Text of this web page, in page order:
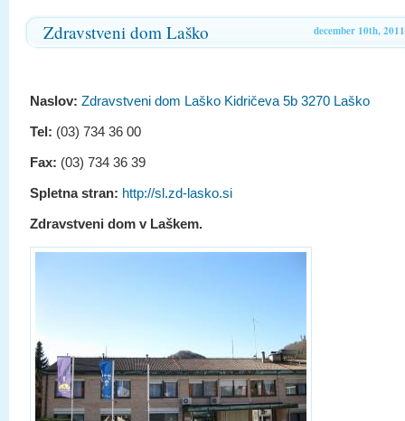
december 10th, 2011
Zdravstveni dom Laško
Naslov: Zdravstveni dom Laško Kidričeva 5b 3270 Laško
Tel: (03) 734 36 00
Fax: (03) 734 36 39
Spletna stran: http://sl.zd-lasko.si
Zdravstveni dom v Laškem.